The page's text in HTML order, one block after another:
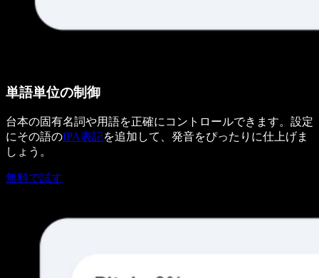
単語単位の制御
台本の固有名詞や用語を正確にコントロールできます。設定
にその語のIPA表記を追加して、発音をぴったりに仕上げま
しょう。
無料で試す